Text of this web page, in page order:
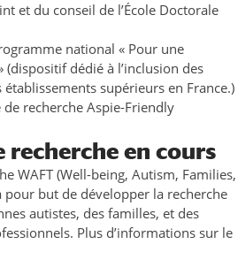
et du conseil de l’École Doctorale
national « Pour une
dédié à l’inclusion des
supérieurs en France.)
recherche Aspie-Friendly
recherche en cours
WAFT (Well-being, Autism, Families,
pour but de développer la recherche
autistes, des familles, et des
Plus d’informations sur le